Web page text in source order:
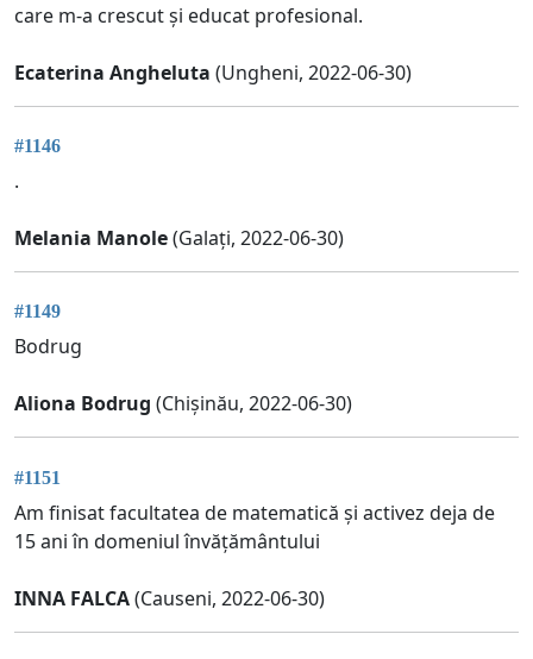
care m-a crescut și educat profesional.
Ecaterina Angheluta (Ungheni, 2022-06-30)
#1146
.
Melania Manole(Galați, 2022-06-30)
#1149
Bodrug
Aliona Bodrug (Chișinău, 2022-06-30)
#1151
Am finisat facultatea de matematică și activez deja de
15 ani în domeniul învățământului
INNA FALCA(Causeni, 2022-06-30)